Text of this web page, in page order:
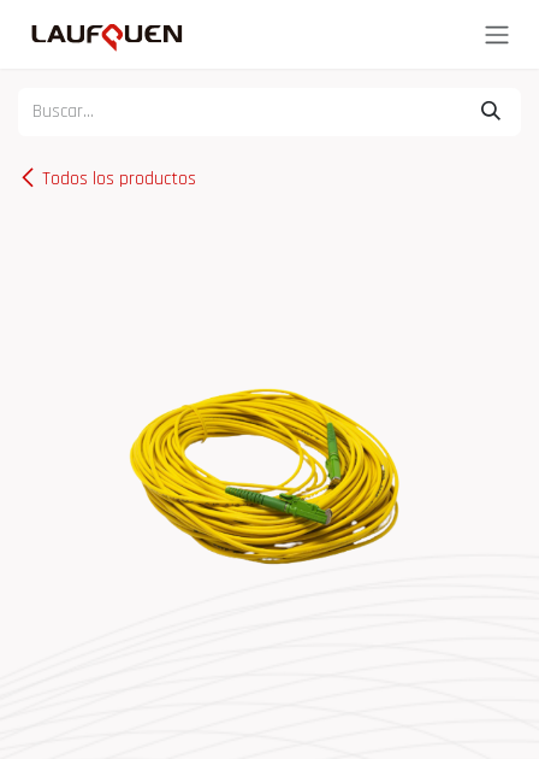
Todos los productos